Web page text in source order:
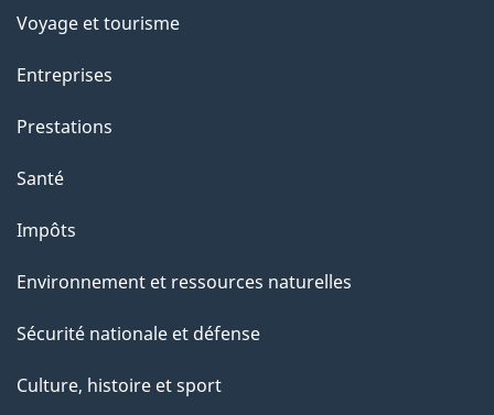
Voyage et tourisme
Entreprises
Prestations
Santé
Impôts
Environnement et ressources naturelles
Sécurité nationale et défense
Culture, histoire et sport